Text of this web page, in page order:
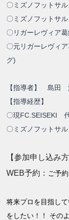
〇ミズノフットサ
〇ミズノフットサ
〇リガーレヴィア
〇元リガーレヴィ
グ)
【指導者】 島田
【指導経歴】
〇現FC.SEISEKI
〇ミズノフットサ
【参加申し込み方
WEB予約： ご予
将来プロを目指し
をしたい！！ その